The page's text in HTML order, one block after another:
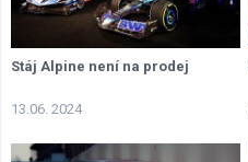
Stáj Alpine není na prodej
13.06. 2024